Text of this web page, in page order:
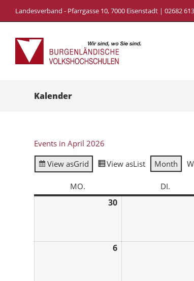
Landesverband - Pfarrgasse 10, 7000 Eisenstadt | 02682
Kalender
Events in April 2026
View asGrid View asList Month
MO. DI.
30
6